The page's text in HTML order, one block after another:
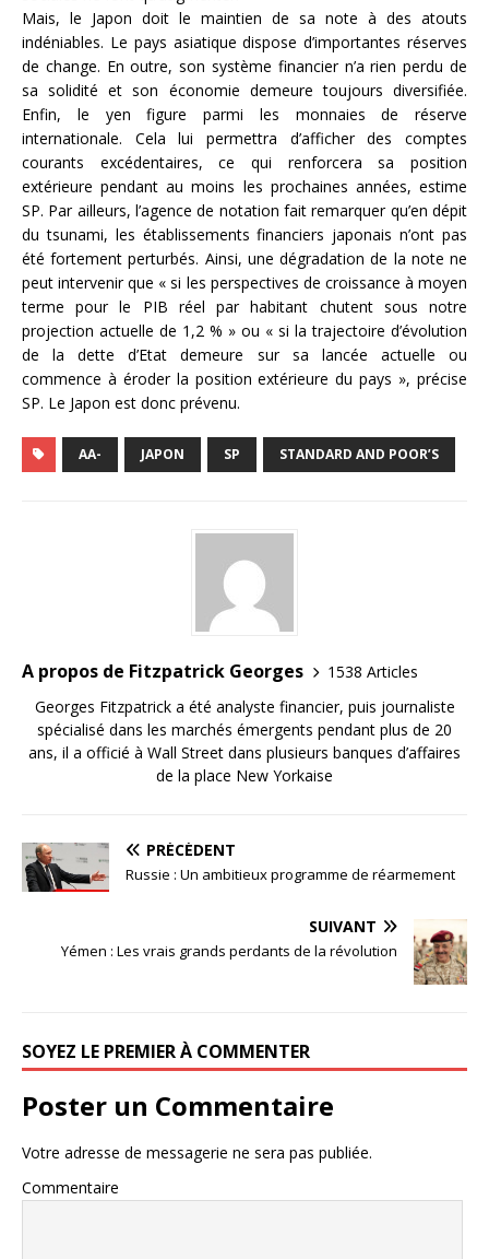
Mais, le Japon doit le maintien de sa note à des atouts
indéniables. Le pays asiatique dispose d’importantes réserves
de change. En outre, son système financier n’a rien perdu de
sa solidité et son économie demeure toujours diversifiée.
Enfin, le yen figure parmi les monnaies de réserve
internationale. Cela lui permettra d’afficher des comptes
courants excédentaires, ce qui renforcera sa position
extérieure pendant au moins les prochaines années, estime
SP. Par ailleurs, l’agence de notation fait remarquer qu’en dépit
du tsunami, les établissements financiers japonais n’ont pas
été fortement perturbés. Ainsi, une dégradation de la note ne
peut intervenir que « si les perspectives de croissance à moyen
terme pour le PIB réel par habitant chutent sous notre
projection actuelle de 1,2 % » ou « si la trajectoire d’évolution
de la dette d’Etat demeure sur sa lancée actuelle ou
commence à éroder la position extérieure du pays », précise
SP. Le Japon est donc prévenu.
AA- JAPON SP STANDARD AND POOR’S
A propos de Fitzpatrick Georges
1538 Articles
Georges Fitzpatrick a été analyste financier, puis journaliste
spécialisé dans les marchés émergents pendant plus de 20
ans, il a officié à Wall Street dans plusieurs banques d’affaires
de la place New Yorkaise
PRÉCÉDENT
Russie : Un ambitieux programme de réarmement
SUIVANT
Yémen : Les vrais grands perdants de la révolution
SOYEZ LE PREMIER À COMMENTER
Poster un Commentaire
Votre adresse de messagerie ne sera pas publiée.
Commentaire